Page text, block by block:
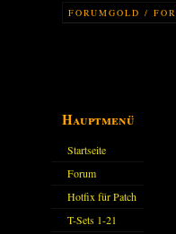
FORUMGOLD /
Hauptmenü
Startseite
Forum
Hotfix für Patch
11.X
T-Sets 1-21